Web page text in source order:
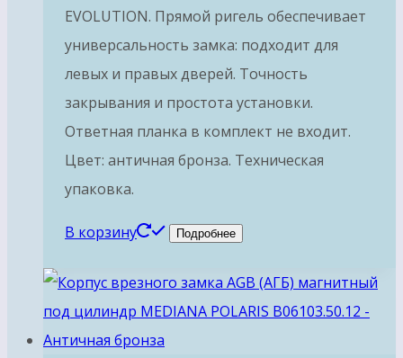
EVOLUTION. Прямой ригель обеспечивает
универсальность замка: подходит для
левых и правых дверей. Точность
закрывания и простота установки.
Ответная планка в комплект не входит.
Цвет: античная бронза. Техническая
упаковка.
В корзину Подробнее